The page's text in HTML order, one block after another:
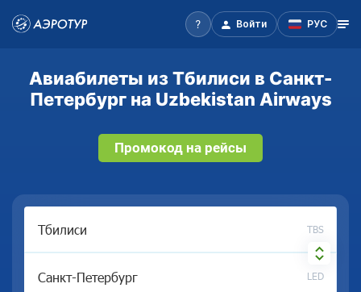
Войти РУС
Авиабилеты из Тбилиси в Санкт-
Петербург на Uzbekistan Airways
Промокод на рейсы
TBS
LED